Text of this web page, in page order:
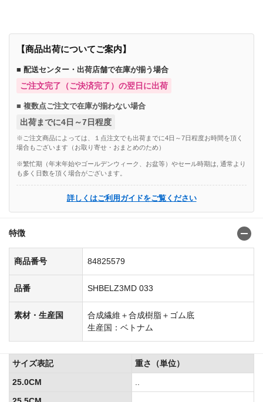
【商品出荷についてご案内】
■ 配送センター・出荷店舗で在庫が揃う場合
ご注文完了（ご決済完了）の翌日に出荷
■ 複数点ご注文で在庫が揃わない場合
出荷までに4日～7日程度
※ご注文商品によっては、１点注文でも出荷までに4日～7日程度お時間を頂く
場合もございます（お取り寄せ・おまとめのため）
※繁忙期（年末年始やゴールデンウィーク、お盆等）やセール時期は, 通常より
も多く日数を頂く場合がございます。
詳しくはご利用ガイドをご覧ください
特徴
商品番号 84825579
品番 SHBELZ3MD 033
素材・生産国
合成繊維＋合成樹脂＋ゴム底
生産国：ベトナム
サイズ表記
重さ（単位）
25.0CM